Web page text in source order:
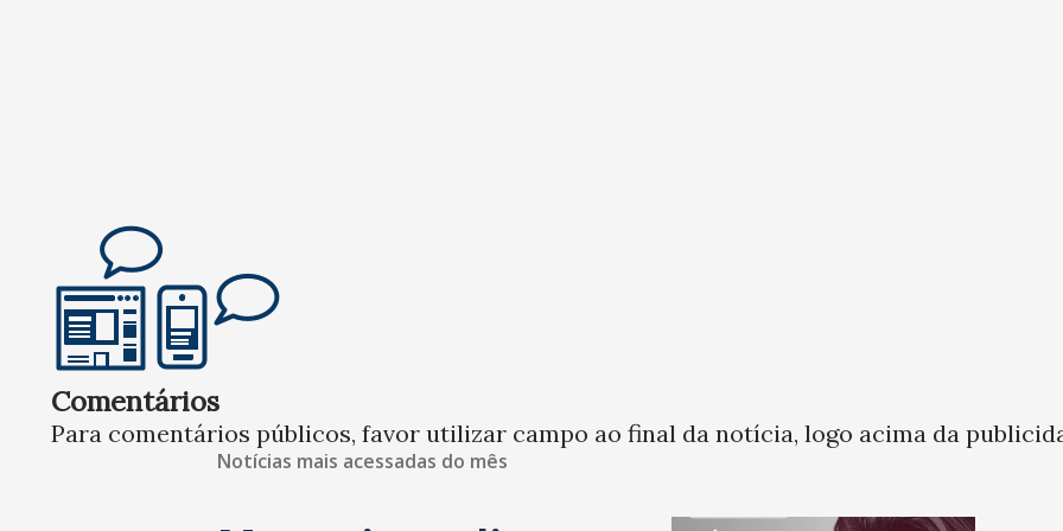
Comentários
Para comentários públicos, favor utilizar campo ao final da notícia, logo acima da
Notícias mais acessadas do mês